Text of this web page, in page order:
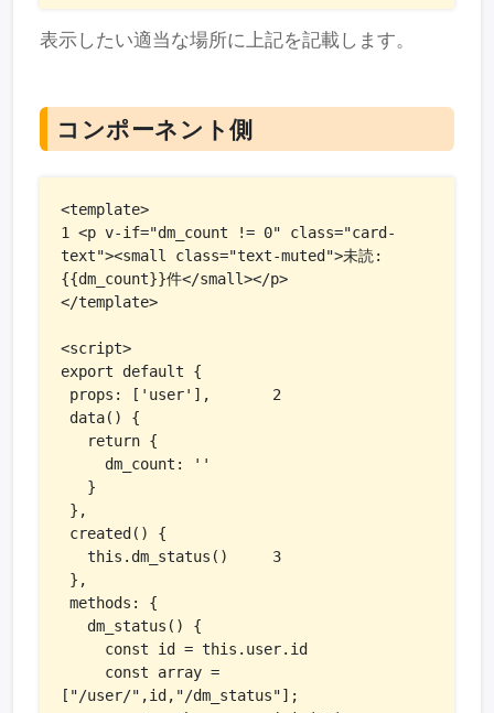
表示したい適当な場所に上記を記載します。
コンポーネント側
<template>
1 <p v-if="dm_count != 0" class="card-
text"><small class="text-muted">未読:
{{dm_count}}件</small></p>
</template>
<script>
export default {
   this.dm_status()     3
methods: {
["/user/",id,"/dm_status"];